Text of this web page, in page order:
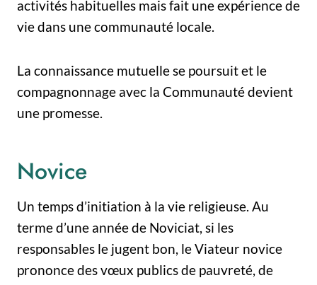
activités habituelles mais fait une expérience de
vie dans une communauté locale.
La connaissance mutuelle se poursuit et le
compagnonnage avec la Communauté devient
une promesse.
Novice
Un temps d’initiation à la vie religieuse. Au
terme d’une année de Noviciat, si les
responsables le jugent bon, le Viateur novice
prononce des vœux publics de pauvreté, de